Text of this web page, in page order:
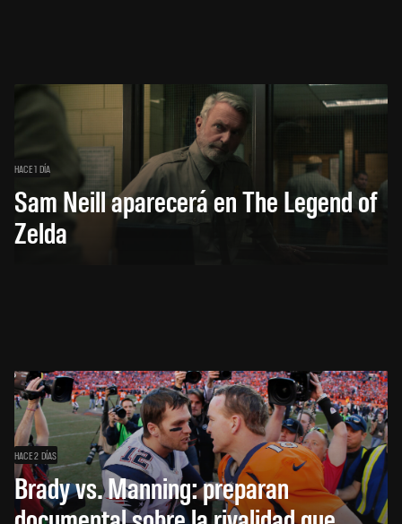
HACE 1 DÍA
Sam Neill aparecerá en The Legend of
Zelda
HACE 2 DÍAS
Brady vs. Manning: preparan